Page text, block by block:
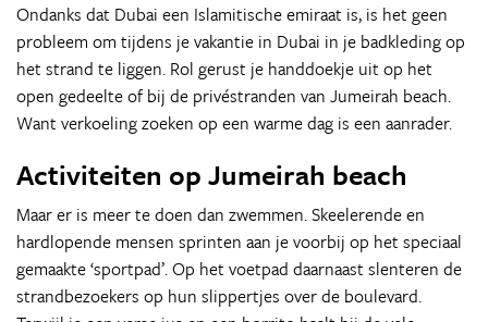
Ondanks dat Dubai een Islamitische emiraat is, is het geen
probleem om tijdens je vakantie in Dubai in je badkleding op
het strand te liggen. Rol gerust je handdoekje uit op het
open gedeelte of bij de privéstranden van Jumeirah beach.
Want verkoeling zoeken op een warme dag is een aanrader.
Activiteiten op Jumeirah beach
Maar er is meer te doen dan zwemmen. Skeelerende en
hardlopende mensen sprinten aan je voorbij op het speciaal
gemaakte ‘sportpad’. Op het voetpad daarnaast slenteren de
strandbezoekers op hun slippertjes over de boulevard.